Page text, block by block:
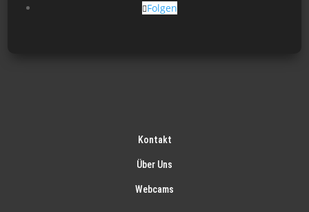
Folgen
Kontakt
Über Uns
Webcams